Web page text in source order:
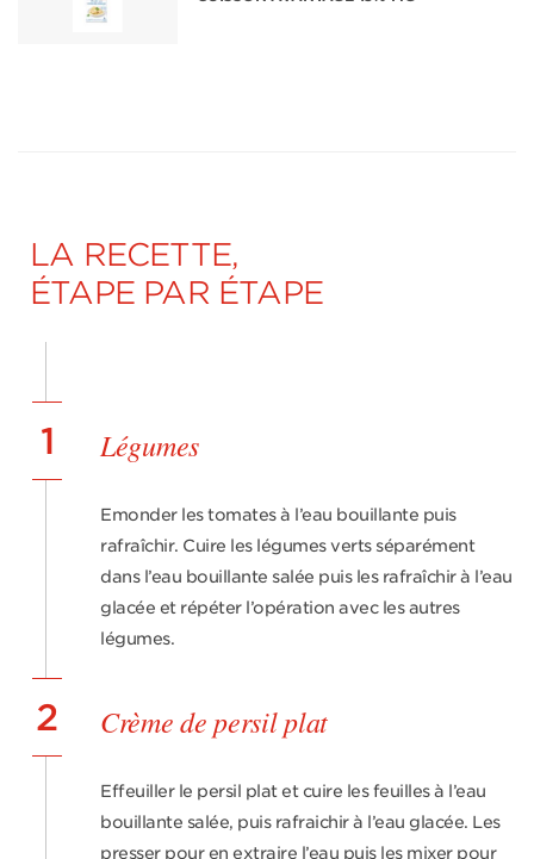
LA RECETTE,
ÉTAPE PAR ÉTAPE
1 Légumes
Emonder les tomates à l’eau bouillante puis
rafraîchir. Cuire les légumes verts séparément
dans l’eau bouillante salée puis les rafraîchir à l’eau
glacée et répéter l’opération avec les autres
légumes.
2 Crème de persil plat
Effeuiller le persil plat et cuire les feuilles à l’eau
bouillante salée, puis rafraichir à l’eau glacée. Les
presser pour en extraire l’eau puis les mixer pour